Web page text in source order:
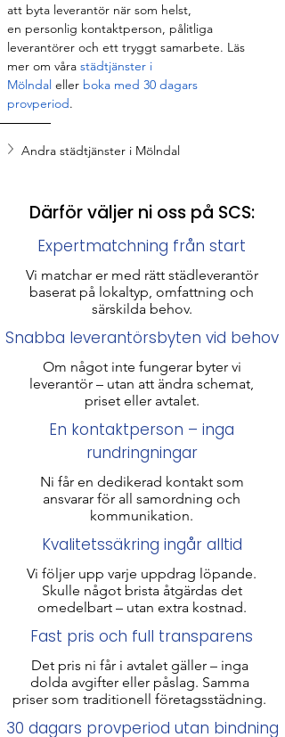
att byta leverantör när som helst,
en personlig kontaktperson, pålitliga
leverantörer och ett tryggt samarbete. Läs
mer om våra städtjänster i
Mölndal eller boka med 30 dagars
provperiod.
Andra städtjänster i Mölndal
Därför väljer ni oss på SCS:
Expertmatchning från start
Vi matchar er med rätt städleverantör
baserat på lokaltyp, omfattning och
särskilda behov.
Snabba leverantörsbyten vid behov
Om något inte fungerar byter vi
leverantör – utan att ändra schemat,
priset eller avtalet.
En kontaktperson – inga
rundringningar
Ni får en dedikerad kontakt som
ansvarar för all samordning och
kommunikation.
Kvalitetssäkring ingår alltid
Vi följer upp varje uppdrag löpande.
Skulle något brista åtgärdas det
omedelbart – utan extra kostnad.
Fast pris och full transparens
Det pris ni får i avtalet gäller – inga
dolda avgifter eller påslag. Samma
priser som traditionell företagsstädning​.
30 dagars provperiod utan bindning